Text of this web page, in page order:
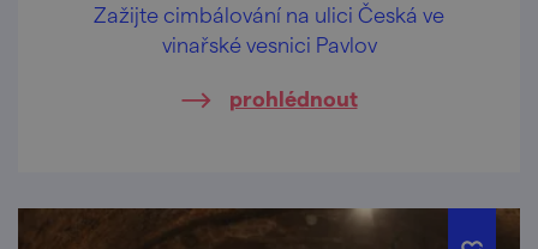
Zažijte cimbálování na ulici Česká ve
vinařské vesnici Pavlov
prohlédnout